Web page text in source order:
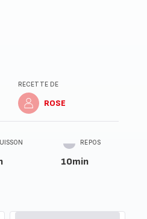
RECETTE DE
ROSE
REPOS
10min